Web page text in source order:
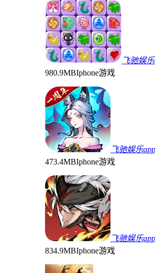
飞驰娱
980.9MBIphone游戏
飞驰娱乐
473.4MBIphone游戏
飞驰娱乐
834.9MBIphone游戏